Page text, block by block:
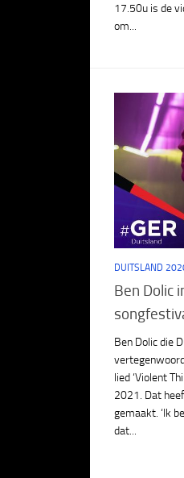
17.50u is de
om...
DUITSLAND
Ben Dolic
Ben Dolic die
lied ‘Violent
2021. Dat
gemaakt. ‘Ik
dat...